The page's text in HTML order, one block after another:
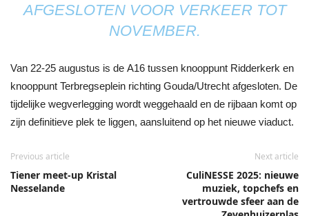
AFGESLOTEN VOOR VERKEER TOT
NOVEMBER.
Van 22-25 augustus is de A16 tussen knooppunt Ridderkerk en
knooppunt Terbregseplein richting Gouda/Utrecht afgesloten. De
tijdelijke wegverlegging wordt weggehaald en de rijbaan komt op
zijn definitieve plek te liggen, aansluitend op het nieuwe viaduct.
Previous article
Tiener meet-up Kristal
Nesselande
Next article
CuliNESSE 2025: nieuwe
muziek, topchefs en
vertrouwde sfeer aan de